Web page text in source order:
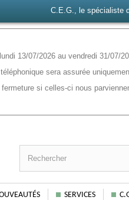
C.E.G., le spécialiste
13/07/2026 au vendredi 31/07/
sera assurée
si celles-ci nous
SERVICES